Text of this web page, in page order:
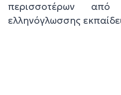
περισσοτέρων
ελληνόγλωσσης